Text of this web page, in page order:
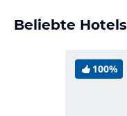
Beliebte
100%